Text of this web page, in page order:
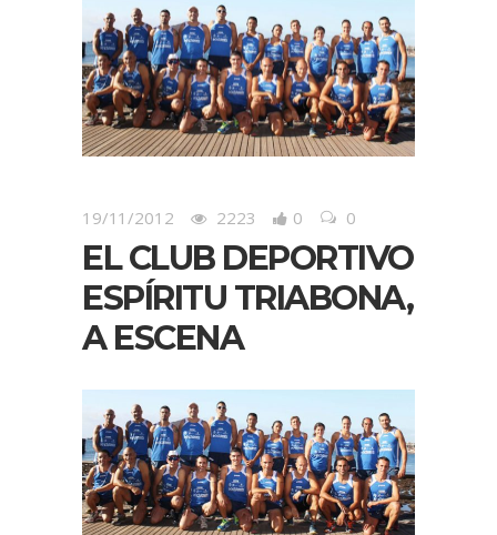
19/11/2012 2223 0 0
EL CLUB DEPORTIVO
ESPÍRITU TRIABONA,
A ESCENA